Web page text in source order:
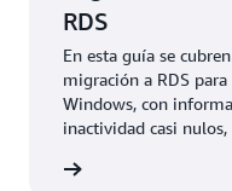
RDS
En esta guía se
migración a RDS
Windows, con
inactividad casi